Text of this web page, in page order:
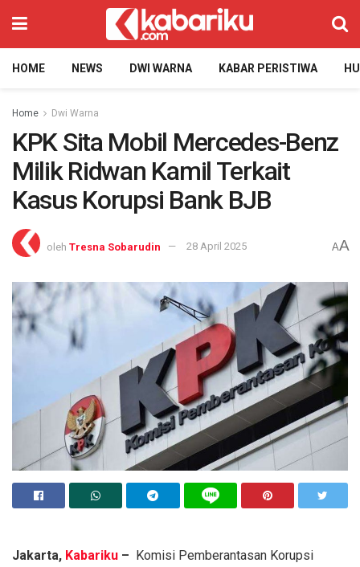
HOME NEWS DWI WARNA KABAR PERISTIWA
Home Dwi Warna
KPK Sita Mobil Mercedes-Benz
Milik Ridwan Kamil Terkait
Kasus Korupsi Bank BJB
oleh Tresna Sobarudin 28 April 2025 AA
Jakarta, Kabariku – Komisi Pemberantasan Korupsi